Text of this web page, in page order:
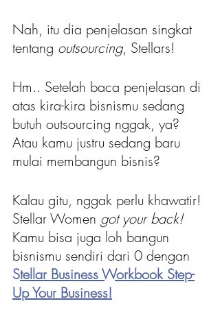
Nah, itu dia penjelasan singkat
tentang outsourcing, Stellars!
Hm.. Setelah baca penjelasan di
atas kira-kira bisnismu sedang
butuh outsourcing nggak, ya?
Atau kamu justru sedang baru
mulai membangun bisnis?
Kalau gitu, nggak perlu khawatir!
Stellar Women got your back!
Kamu bisa juga loh bangun
bisnismu sendiri dari 0 dengan
Stellar Business Workbook Step-
Up Your Business!